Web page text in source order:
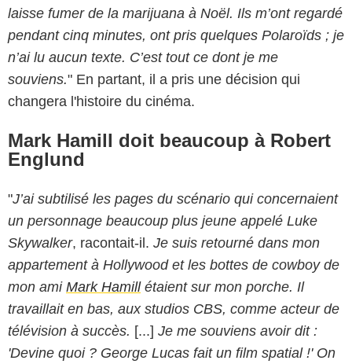
laisse fumer de la marijuana à Noël. Ils m’ont regardé
pendant cinq minutes, ont pris quelques Polaroïds ; je
n’ai lu aucun texte. C’est tout ce dont je me
souviens." En partant, il a pris une décision qui
changera l'histoire du cinéma.
Mark Hamill doit beaucoup à Robert
Englund
"J’ai subtilisé les pages du scénario qui concernaient
un personnage beaucoup plus jeune appelé Luke
Skywalker, racontait-il. Je suis retourné dans mon
appartement à Hollywood et les bottes de cowboy de
mon ami Mark Hamillétaient sur mon porche. Il
travaillait en bas, aux studios CBS, comme acteur de
télévision à succès. [...] Je me souviens avoir dit :
'Devine quoi ? George Lucas fait un film spatial !' On